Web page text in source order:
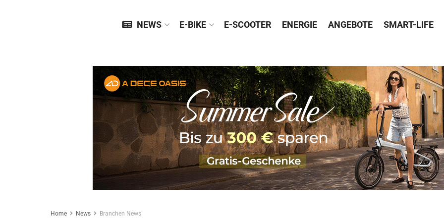
NEWS E-BIKE E-SCOOTER ENERGIE ANGEBOTE SMART-LIFE
Home News Branchen News